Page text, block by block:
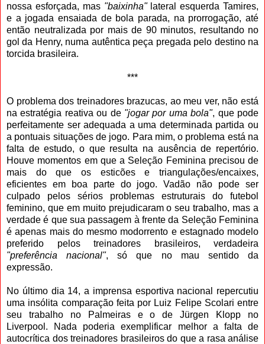
nossa esforçada, mas "baixinha"lateral esquerda Tamires,
e a jogada ensaiada de bola parada, na prorrogação, até
então neutralizada por mais de 90 minutos, resultando no
gol da Henry, numa autêntica peça pregada pelo destino na
torcida brasileira.
***
O problema dos treinadores brazucas, ao meu ver, não está
na estratégia reativa ou de"jogar por uma bola", que pode
perfeitamente ser adequada a uma determinada partida ou
a pontuais situações de jogo. Para mim, o problema está na
falta de estudo, o que resulta na ausência de repertório.
Houve momentos em que a Seleção Feminina precisou de
mais do que os esticões e triangulações/encaixes,
eficientes em boa parte do jogo. Vadão não pode ser
culpado pelos sérios problemas estruturais do futebol
feminino, que em muito prejudicaram o seu trabalho, mas a
verdade é que sua passagem à frente da Seleção Feminina
é apenas mais do mesmo modorrento e estagnado modelo
preferido pelos treinadores brasileiros, verdadeira
"preferência nacional", só que no mau sentido da
expressão.
No último dia 14, a imprensa esportiva nacional repercutiu
uma insólita comparação feita por Luiz Felipe Scolari entre
seu trabalho no Palmeiras e o de Jürgen Klopp no
Liverpool. Nada poderia exemplificar melhor a falta de
autocrítica dos treinadores brasileiros do que a rasa análise